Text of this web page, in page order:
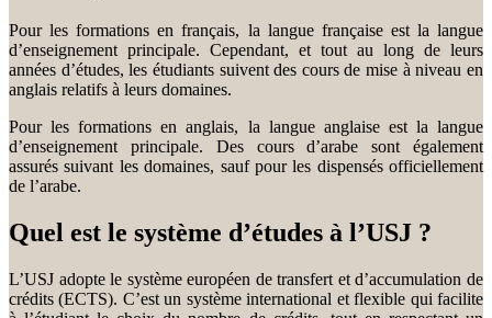
Pour les formations en français, la langue française est la langue
d’enseignement principale. Cependant, et tout au long de leurs
années d’études, les étudiants suivent des cours de mise à niveau en
anglais relatifs à leurs domaines.
Pour les formations en anglais, la langue anglaise est la langue
d’enseignement principale. Des cours d’arabe sont également
assurés suivant les domaines, sauf pour les dispensés officiellement
de l’arabe.
Quel est le système d’études à l’USJ ?
L’USJ adopte le système européen de transfert et d’accumulation de
crédits (ECTS). C’est un système international et flexible qui facilite